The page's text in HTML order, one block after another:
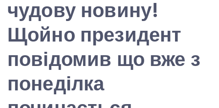
чудову новину!
Щойно президент
повідомив що вже з
понеділка